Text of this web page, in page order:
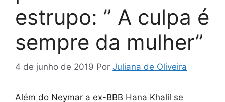
estrupo: ” A culpa é
sempre da mulher”
4 de junho de 2019 Por Juliana de Oliveira
Além do Neymar a ex-BBB Hana Khalil se